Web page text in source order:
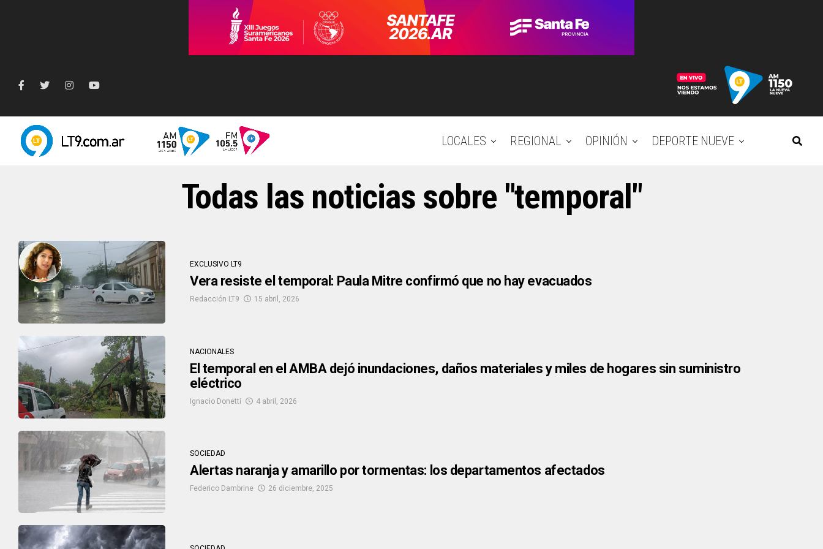
LOCALES REGIONAL OPINIÓN DEPORTE NUEVE
Todas las noticias sobre "temporal"
EXCLUSIVO LT9
Vera resiste el temporal: Paula Mitre confirmó que no hay evacuados
Redacción LT9 15 abril, 2026
NACIONALES
El temporal en el AMBA dejó inundaciones, daños materiales y miles de hogares sin suministro
eléctrico
Ignacio Donetti 4 abril, 2026
SOCIEDAD
Alertas naranja y amarillo por tormentas: los departamentos afectados
Federico Dambrine 26 diciembre, 2025